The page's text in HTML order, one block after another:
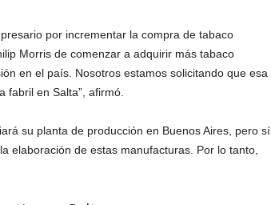
por incrementar la compra de tabaco
Morris de comenzar a adquirir más tabaco
en el país. Nosotros estamos solicitando que esa
fabril en Salta”, afirmó.
su planta de producción en Buenos Aires, pero sí
elaboración de estas manufacturas. Por lo tanto,